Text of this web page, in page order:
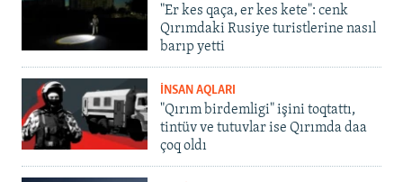
"Er kes qaça, er kes kete": cenk
Qırımdaki Rusiye turistlerine nasıl
barıp yetti
İNSAN AQLARI
"Qırım birdemligi" işini toqtattı,
tintüv ve tutuvlar ise Qırımda daa
çoq oldı